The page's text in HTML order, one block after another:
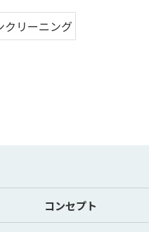
クリーニング
コンセプト